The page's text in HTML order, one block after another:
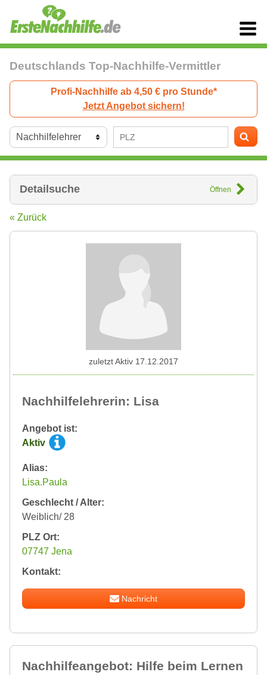
Deutschlands Top-Nachhilfe-Vermittler
Profi-Nachhilfe ab 4,50 € pro Stunde*
Jetzt Angebot sichern!
Detailsuche Öffnen
« Zurück
Nachhilfelehrerin: Lisa
Angebot ist:
Aktiv
Alias:
Lisa.Paula
Geschlecht / Alter:
Weiblich/ 28
PLZ Ort:
07747 Jena
Kontakt:
Nachricht
zuletzt Aktiv 17.12.2017
Nachhilfeangebot: Hilfe beim Lernen